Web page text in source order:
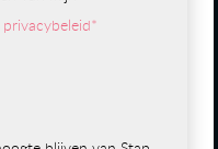
schrijf je in voor onze